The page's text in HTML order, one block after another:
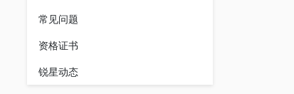
常见问题
资格证书
锐星动态